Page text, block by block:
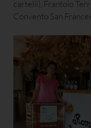
cartelli), Frantoio
Convento San